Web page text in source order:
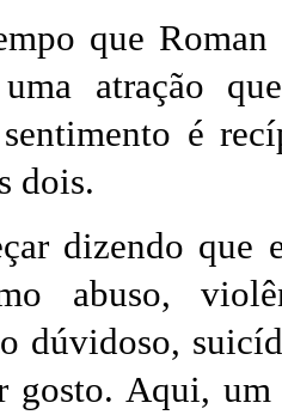
que
atração
sentimento é
dois.
dizendo que
abuso,
dúvidoso,
gosto. Aqui,